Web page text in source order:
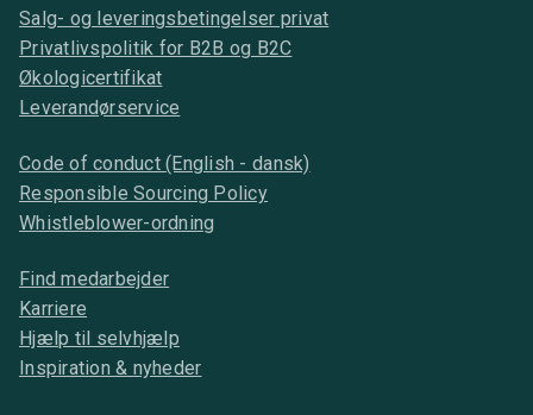
Salg- og leveringsbetingelser privat
Privatlivspolitik for B2B og B2C
Økologicertifikat
Leverandørservice
Code of conduct (English - dansk)
Responsible Sourcing Policy
Whistleblower-ordning
Find medarbejder
Karriere
Hjælp til selvhjælp
Inspiration & nyheder